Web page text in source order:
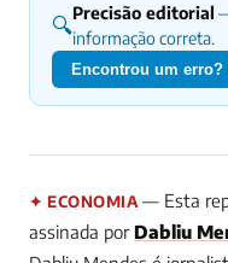
🔍Precisão editorial
informação correta.
Encontrou um
✦ ECONOMIA — Esta
assinada por Dabliu